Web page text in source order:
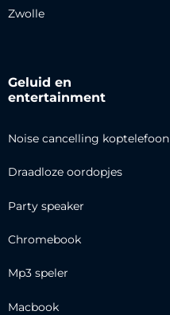
Zwolle
Geluid en
entertainment
Noise cancelling koptelefoon
Draadloze oordopjes
Party speaker
Chromebook
Mp3 speler
Macbook